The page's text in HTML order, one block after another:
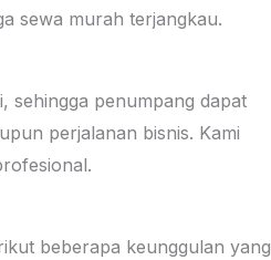
sewa murah terjangkau.
sehingga penumpang dapat
perjalanan bisnis. Kami
beberapa keunggulan yang